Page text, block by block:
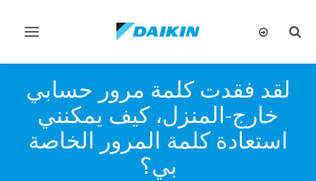
تبديل
تبديل
لقد فقدت كلمة مرور حسابي
خارج-المنزل، كيف يمكنني
استعادة كلمة المرور الخاصة
بي؟